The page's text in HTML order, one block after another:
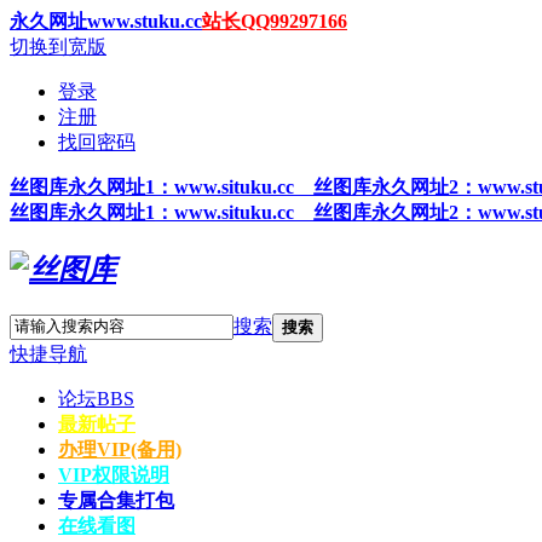
永久网址www.stuku.cc站长QQ99297166
切换到宽版
登录
注册
找回密码
丝图 库永久网址1 ：www.situku.cc 丝图库永久网址2：
丝图 库永久网址1 ：www.situku.cc 丝图库永久网址2：
搜索 搜索
快捷导航
论坛BBS
最新帖子
办理VIP(备用)
VIP权限说明
专属合集打包
在线看图